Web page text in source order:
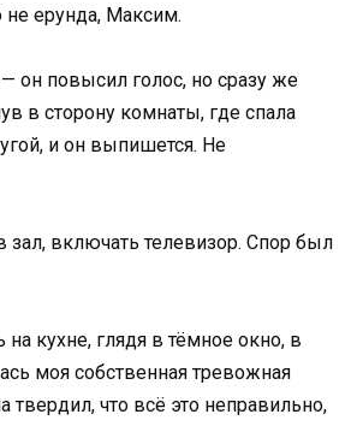
ерунда, Максим.
он повысил голос, но сразу же
в сторону комнаты, где спала
и он выпишется. Не
зал, включать телевизор. Спор был
на кухне, глядя в тёмное окно, в
моя собственная тревожная
твердил, что всё это неправильно,